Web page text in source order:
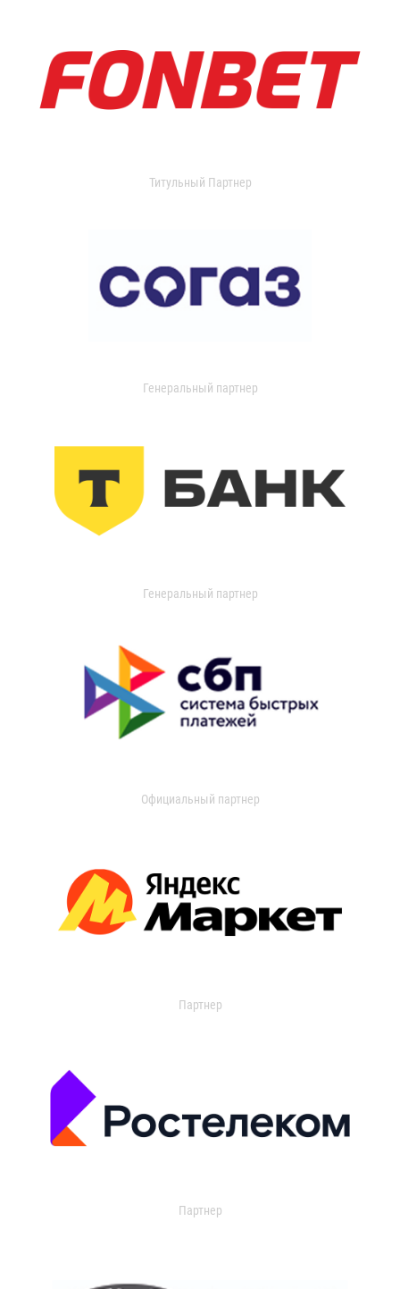
Титульный Партнер
Генеральный партнер
Генеральный партнер
Официальный партнер
Партнер
Партнер